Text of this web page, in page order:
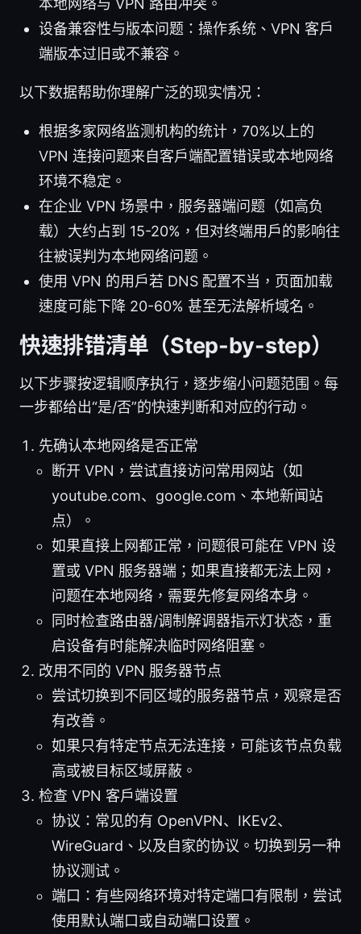
设备兼容性与版本问题：操作系统、VPN 客户
端版本过旧或不兼容。
以下数据帮助你理解广泛的现实情况：
根据多家网络监测机构的统计，70%以上的
VPN 连接问题来自客户端配置错误或本地网络
环境不稳定。
在企业 VPN 场景中，服务器端问题（如高负
载）大约占到 15-20%，但对终端用户的影响往
往被误判为本地网络问题。
使用 VPN 的用户若 DNS 配置不当，页面加载
速度可能下降 20-60% 甚至无法解析域名。
快速排错清单（Step-by-step）
以下步骤按逻辑顺序执行，逐步缩小问题范围。每
一步都给出“是/否”的快速判断和对应的行动。
先确认本地网络是否正常
断开 VPN，尝试直接访问常用网站（如
youtube.com、google.com、本地新闻站
点）。
如果直接上网都正常，问题很可能在 VPN 设
置或 VPN 服务器端；如果直接都无法上网，
问题在本地网络，需要先修复网络本身。
同时检查路由器/调制解调器指示灯状态，重
启设备有时能解决临时网络阻塞。
改用不同的 VPN 服务器节点
尝试切换到不同区域的服务器节点，观察是否
有改善。
如果只有特定节点无法连接，可能该节点负载
高或被目标区域屏蔽。
检查 VPN 客户端设置
协议：常见的有 OpenVPN、IKEv2、
WireGuard、以及自家的协议。切换到另一种
协议测试。
端口：有些网络环境对特定端口有限制，尝试
使用默认端口或自动端口设置。